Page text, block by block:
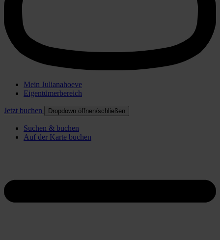
Mein Julianahoeve
Eigentümerbereich
Jetzt buchen Dropdown öffnen/schließen
Suchen & buchen
Auf der Karte buchen